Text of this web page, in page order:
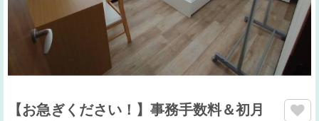
【お急ぎください！】事務手数料＆初月